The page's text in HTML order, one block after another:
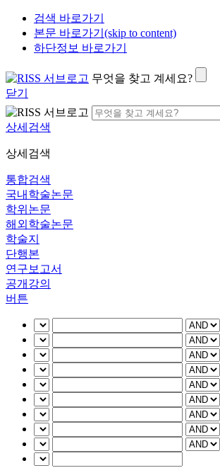
검색 바로가기
본문 바로가기(skip to content)
하단정보 바로가기
무엇을 찾고 계세요?
닫기
상세검색
상세검색
통합검색
국내학술논문
학위논문
해외학술논문
학술지
단행본
연구보고서
공개강의
버튼